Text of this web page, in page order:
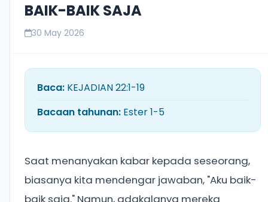
BAIK-BAIK SAJA
30 May 2026
Baca: KEJADIAN 22:1-19
Bacaan tahunan: Ester 1-5
Saat menanyakan kabar kepada seseorang,
biasanya kita mendengar jawaban, "Aku baik-
baik saja." Namun, adakalanya mereka